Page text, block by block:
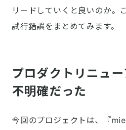
リードしていくと良いのか。
試行錯誤をまとめてみます。
プロダクトリニュ
不明確だった
今回のプロジェクトは、『